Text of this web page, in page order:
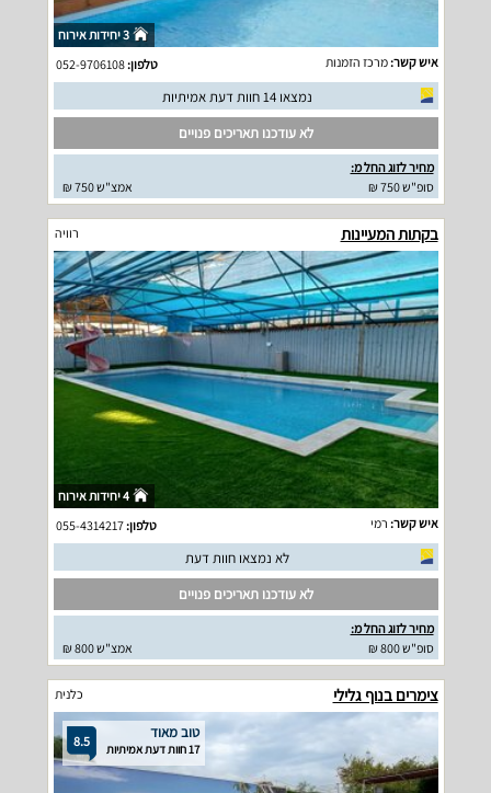
3 יחידות אירוח
איש קשר:מרכז הזמנות טלפון:052-9706108
נמצאו 14 חוות דעת אמיתיות
לא עודכנו תאריכים פנויים
מחיר לזוג החל מ:
סופ"ש 750 ₪
אמצ"ש 750 ₪
בקתות המעיינות רוויה
4 יחידות אירוח
איש קשר: רמי טלפון:055-4314217
לא נמצאו חוות דעת
לא עודכנו תאריכים פנויים
מחיר לזוג החל מ:
סופ"ש 800 ₪
אמצ"ש 800 ₪
צימרים בנוף גלילי כלנית
8.5 טוב מאוד
17 חוות דעת אמיתיות